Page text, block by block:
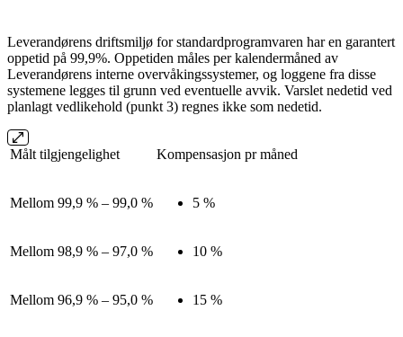
Leverandørens driftsmiljø for standardprogramvaren har en garantert
oppetid på 99,9%. Oppetiden måles per kalendermåned av
Leverandørens interne overvåkingssystemer, og loggene fra disse
systemene legges til grunn ved eventuelle avvik. Varslet nedetid ved
planlagt vedlikehold (punkt 3) regnes ikke som nedetid.
Målt tilgjengelighet Kompensasjon pr måned
Mellom 99,9 % – 99,0 % 5 %
Mellom 98,9 % – 97,0 % 10 %
Mellom 96,9 % – 95,0 % 15 %